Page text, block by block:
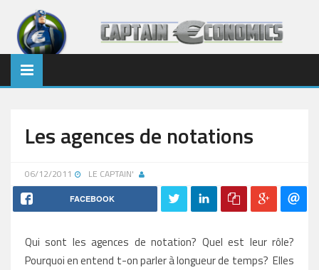
Les agences de notations
06/12/2011 LE CAPTAIN'
FACEBOOK
Qui sont les agences de notation? Quel est leur rôle?
Pourquoi en entend t-on parler à longueur de temps? Elles